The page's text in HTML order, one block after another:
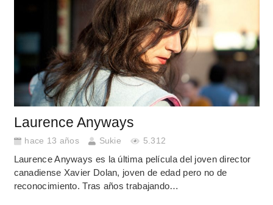
Laurence Anyways
hace 13 años Sukie 5.312
Laurence Anyways es la última película del joven director
canadiense Xavier Dolan, joven de edad pero no de
reconocimiento. Tras años trabajando…